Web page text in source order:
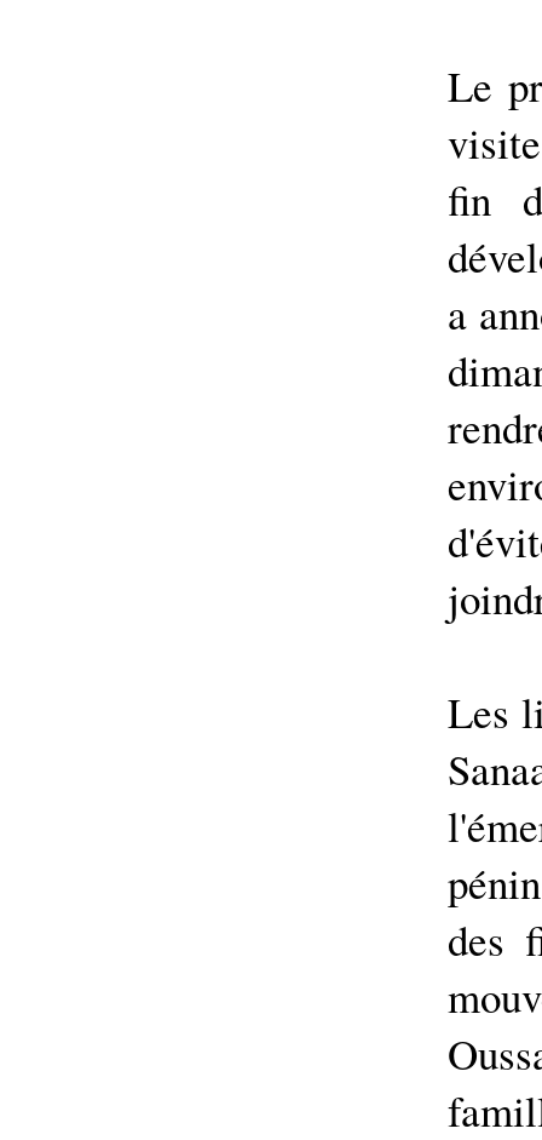
Le
fin
a
Les
des